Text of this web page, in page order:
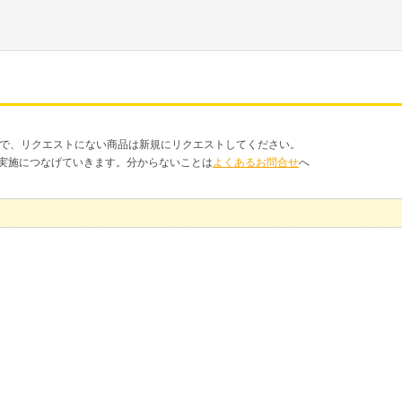
リクエストにない商品は新規にリクエストしてください。
につなげていきます。分からないことはよくあるお問合せへ